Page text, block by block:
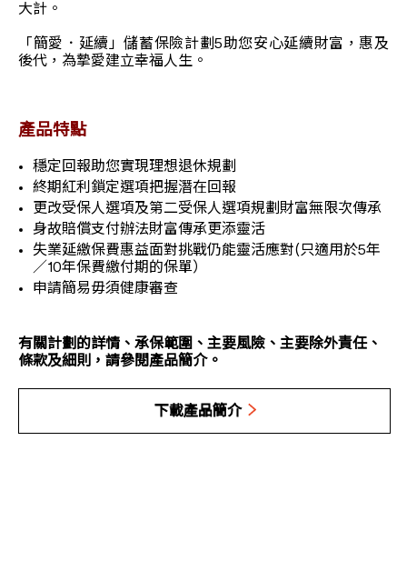
大計。
「簡愛．延續」儲蓄保險計劃5助您安心延續財富，惠及
後代，為摯愛建立幸福人生。
產品特點
穩定回報助您實現理想退休規劃
終期紅利鎖定選項把握潛在回報
更改受保人選項及第二受保人選項規劃財富無限次傳承
身故賠償支付辦法財富傳承更添靈活
失業延繳保費惠益面對挑戰仍能靈活應對(只適用於5年
／10年保費繳付期的保單）
申請簡易毋須健康審查
有關計劃的詳情、承保範圍、主要風險、主要除外責任、
條款及細則，請參閱產品簡介。
下載產品簡介